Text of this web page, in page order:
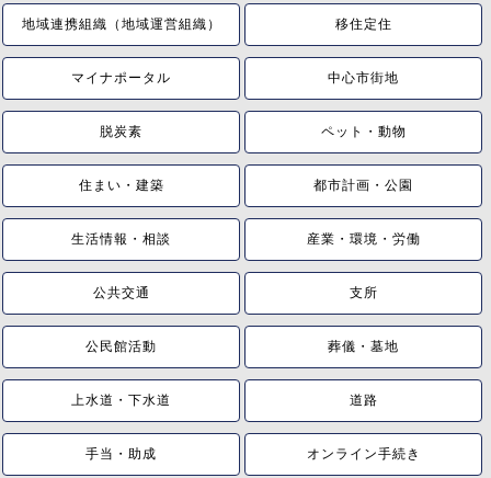
地域連携組織（地域運営組織） 移住定住
マイナポータル 中心市街地
脱炭素 ペット・動物
住まい・建築 都市計画・公園
生活情報・相談 産業・環境・労働
公共交通 支所
公民館活動 葬儀・墓地
上水道・下水道 道路
手当・助成 オンライン手続き